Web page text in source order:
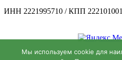
ИНН 2221995710 / КПП 222101001
Мы используем cookie для